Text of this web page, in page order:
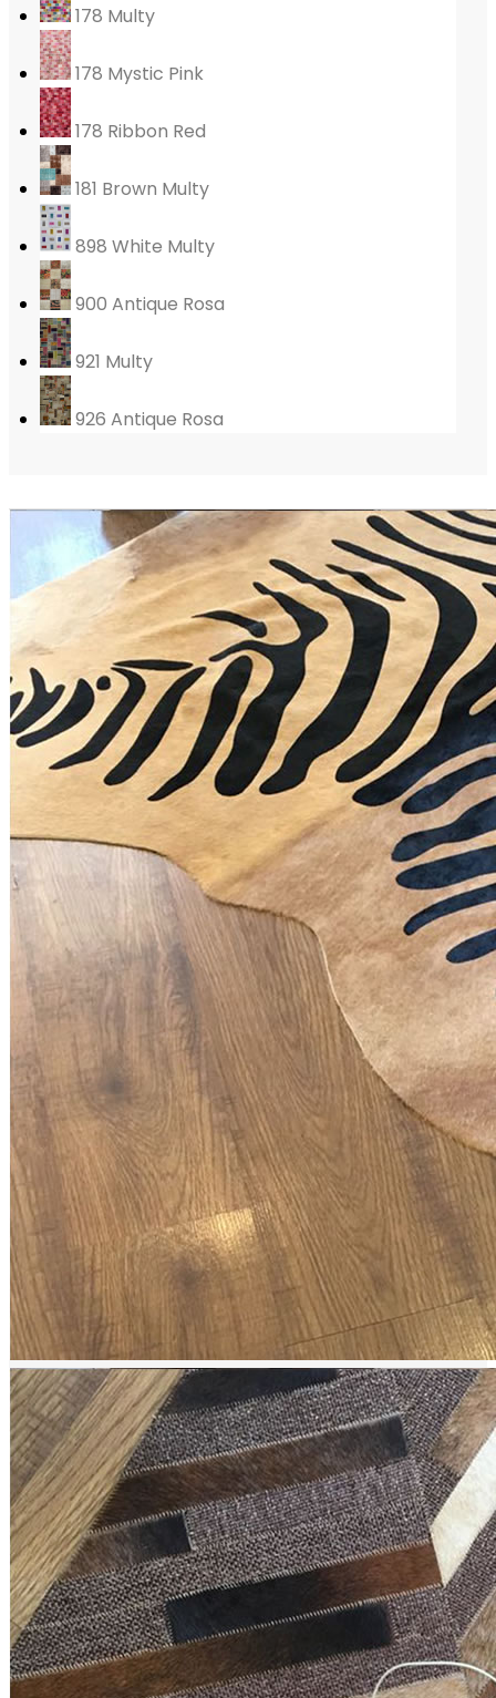
178 Multy
178 Mystic Pink
178 Ribbon Red
181 Brown Multy
898 White Multy
900 Antique Rosa
921 Multy
926 Antique Rosa